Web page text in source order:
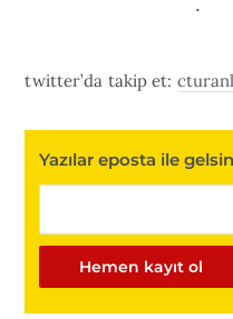
twitter’da takip et:
Yazılar eposta ile